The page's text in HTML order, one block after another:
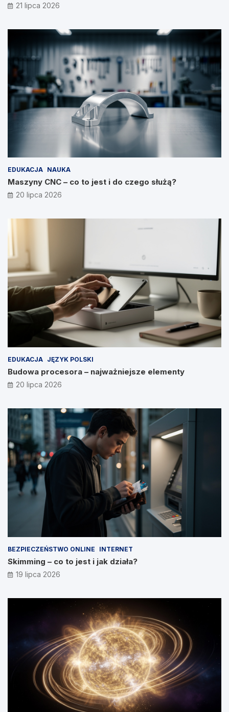
21 lipca 2026
EDUKACJA NAUKA
Maszyny CNC – co to jest i do czego służą?
20 lipca 2026
EDUKACJA JĘZYK POLSKI
Budowa procesora – najważniejsze elementy
20 lipca 2026
BEZPIECZEŃSTWO ONLINE INTERNET
Skimming – co to jest i jak działa?
19 lipca 2026